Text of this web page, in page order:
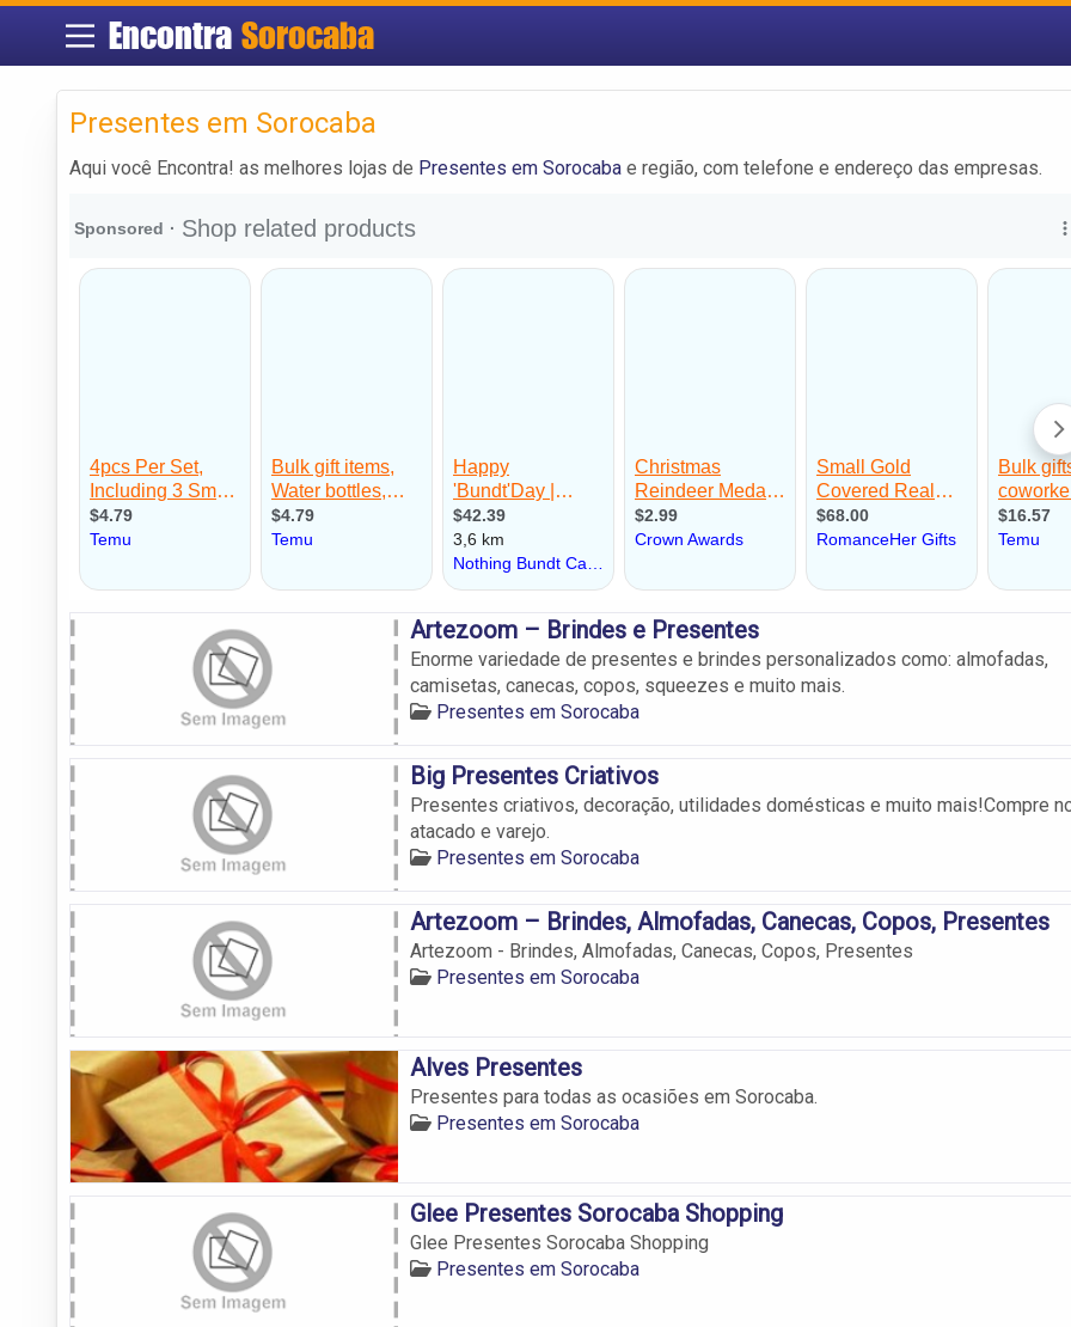
Encontra Sorocaba
Presentes em Sorocaba
Aqui você Encontra! as melhores lojas de Presentes em Sorocaba e região, com telefone e endereço das empresas.
Artezoom – Brindes e Presentes
Enorme variedade de presentes e brindes personalizados como: almofadas,
camisetas, canecas, copos, squeezes e muito mais.
Presentes em Sorocaba
Big Presentes Criativos
Presentes criativos, decoração, utilidades domésticas e muito mais!Compre
atacado e varejo.
Presentes em Sorocaba
Artezoom – Brindes, Almofadas, Canecas, Copos, Presentes
Artezoom - Brindes, Almofadas, Canecas, Copos, Presentes
Presentes em Sorocaba
Alves Presentes
Presentes para todas as ocasiões em Sorocaba.
Presentes em Sorocaba
Glee Presentes Sorocaba Shopping
Glee Presentes Sorocaba Shopping
Presentes em Sorocaba